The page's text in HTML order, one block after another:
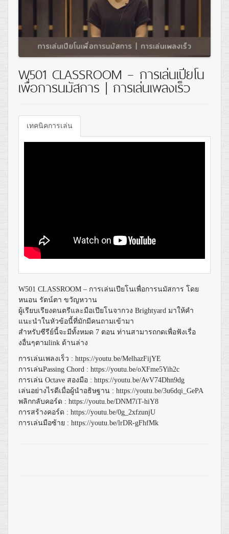
W501 CLASSROOM – การเล่นเปียโน
เพื่อการนมัสการ | การเล่นเพลงเร็ว
เทคนิคการเล่น
W501 CLASSROOM – การเล่นเปียโนเพื่อการนมัสการ โดย
หนอน รัตน์ตา ขวัญหวาน
ผู้เรียบเรียงดนตรีและมือเปียโนจากวง Brightyard มาให้คำ
แนะนำในหัวข้อนี้ที่มักมีคนถามเข้ามา
สำหรับซีรีย์นี้จะมีทั้งหมด 7 ตอน ท่านสามารถกดเพื่อฟังเรื่อ
งอื่นๆตามlink ด้านล่าง
การเล่นเพลงเร็ว : https://youtu.be/MelhazFijYE
การเล่นPassing Chord : https://youtu.be/oXFme5Yih2c
การเล่น Octave สองมือ : https://youtu.be/AvV74Dhn9dg
เล่นอย่างไรดีเมื่อผู้นำอธิษฐาน : https://youtu.be/3u6dqi_GePA
พลิกกลับคอร์ด : https://youtu.be/DNM7iT-hiY8
การสร้างคอร์ด : https://youtu.be/0g_2xfzunjU
การเล่นมือซ้าย : https://youtu.be/lrDR-gFhfMk